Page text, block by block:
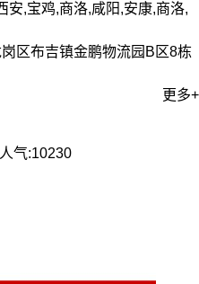
安,宝鸡,商洛,咸阳,安康,商洛,
区布吉镇金鹏物流园B区8栋
更多+
人气:10230